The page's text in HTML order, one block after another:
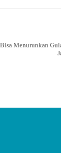
Menurunkan